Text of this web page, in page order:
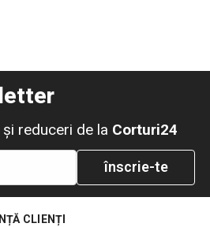
reduceri de la Corturi24
înscrie-te
CLIENȚI